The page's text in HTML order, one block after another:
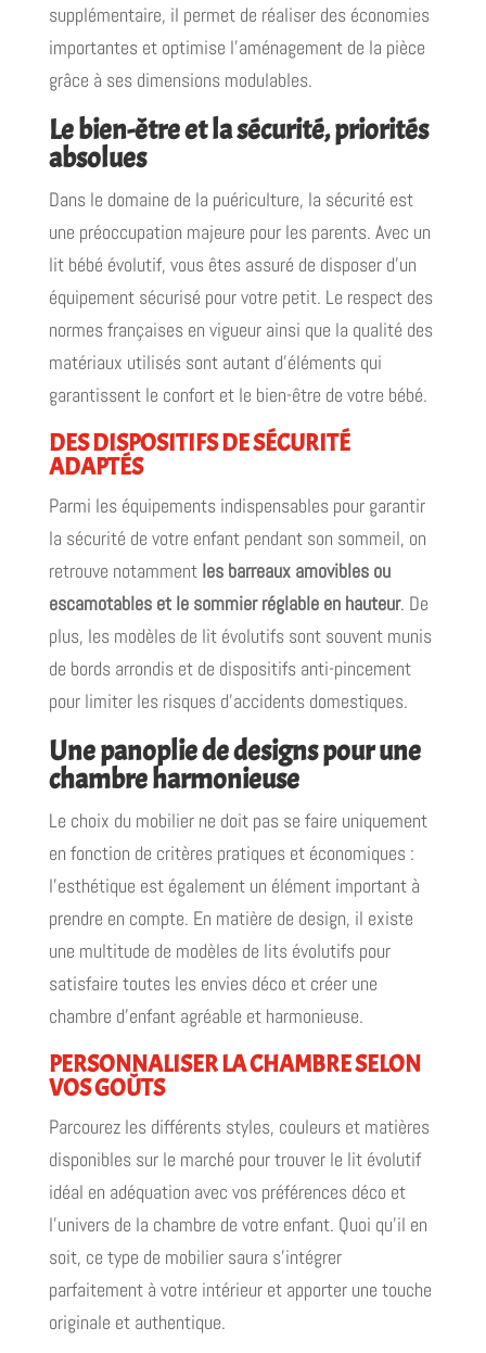
supplémentaire, il permet de réaliser des économies
importantes et optimise l’aménagement de la pièce
grâce à ses dimensions modulables.
Le bien-être et la sécurité, priorités
absolues
Dans le domaine de la puériculture, la sécurité est
une préoccupation majeure pour les parents. Avec un
lit bébé évolutif, vous êtes assuré de disposer d’un
équipement sécurisé pour votre petit. Le respect des
normes françaises en vigueur ainsi que la qualité des
matériaux utilisés sont autant d’éléments qui
garantissent le confort et le bien-être de votre bébé.
DES DISPOSITIFS DE SÉCURITÉ
ADAPTÉS
Parmi les équipements indispensables pour garantir
la sécurité de votre enfant pendant son sommeil, on
retrouve notamment les barreaux amovibles ou
escamotables et le sommier réglable en hauteur. De
plus, les modèles de lit évolutifs sont souvent munis
de bords arrondis et de dispositifs anti-pincement
pour limiter les risques d’accidents domestiques.
Une panoplie de designs pour une
chambre harmonieuse
Le choix du mobilier ne doit pas se faire uniquement
en fonction de critères pratiques et économiques :
l’esthétique est également un élément important à
prendre en compte. En matière de design, il existe
une multitude de modèles de lits évolutifs pour
satisfaire toutes les envies déco et créer une
chambre d’enfant agréable et harmonieuse.
PERSONNALISER LA CHAMBRE SELON
VOS GOÛTS
Parcourez les différents styles, couleurs et matières
disponibles sur le marché pour trouver le lit évolutif
idéal en adéquation avec vos préférences déco et
l’univers de la chambre de votre enfant. Quoi qu’il en
soit, ce type de mobilier saura s’intégrer
parfaitement à votre intérieur et apporter une touche
originale et authentique.